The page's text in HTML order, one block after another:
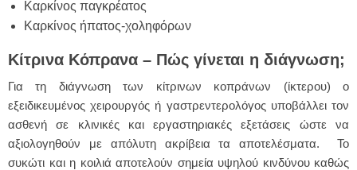
Καρκίνος παγκρέατος
Καρκίνος ήπατος-χοληφόρων
Κίτρινα Κόπρανα – Πώς γίνεται η διάγνωση;
Για τη διάγνωση των κίτρινων κοπράνων (ίκτερου) ο
εξειδικευμένος χειρουργός ή γαστρεντερολόγος υποβάλλει τον
ασθενή σε κλινικές και εργαστηριακές εξετάσεις ώστε να
αξιολογηθούν με απόλυτη ακρίβεια τα αποτελέσματα. Το
συκώτι και η κοιλιά αποτελούν σημεία υψηλού κινδύνου καθώς